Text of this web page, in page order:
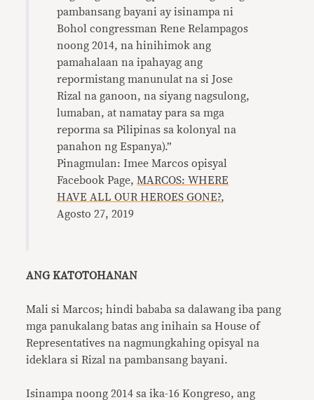
pambansang bayani ay isinampa ni
Bohol congressman Rene Relampagos
noong 2014, na hinihimok ang
pamahalaan na ipahayag ang
repormistang manunulat na si Jose
Rizal na ganoon, na siyang nagsulong,
lumaban, at namatay para sa mga
reporma sa Pilipinas sa kolonyal na
panahon ng Espanya).”
Pinagmulan: Imee Marcos opisyal
Facebook Page, MARCOS: WHERE
HAVE ALL OUR HEROES GONE?,
Agosto 27, 2019
ANG KATOTOHANAN
Mali si Marcos; hindi bababa sa dalawang iba pang
mga panukalang batas ang inihain sa House of
Representatives na nagmungkahing opisyal na
ideklara si Rizal na pambansang bayani.
Isinampa noong 2014 sa ika-16 Kongreso, ang